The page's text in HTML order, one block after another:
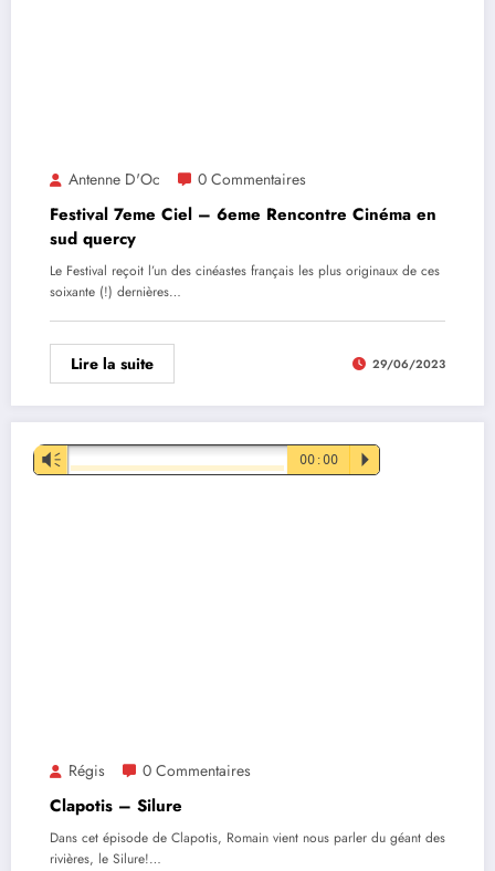
Antenne D'Oc 0 Commentaires
Festival 7eme Ciel – 6eme Rencontre Cinéma en
sud quercy
Le Festival reçoit l’un des cinéastes français les plus originaux de ces
soixante (!) dernières…
Lire la suite 29/06/2023
Lecteur
audio
Vm 00:00 P
Régis 0 Commentaires
Clapotis – Silure
Dans cet épisode de Clapotis, Romain vient nous parler du géant des
rivières, le Silure!…